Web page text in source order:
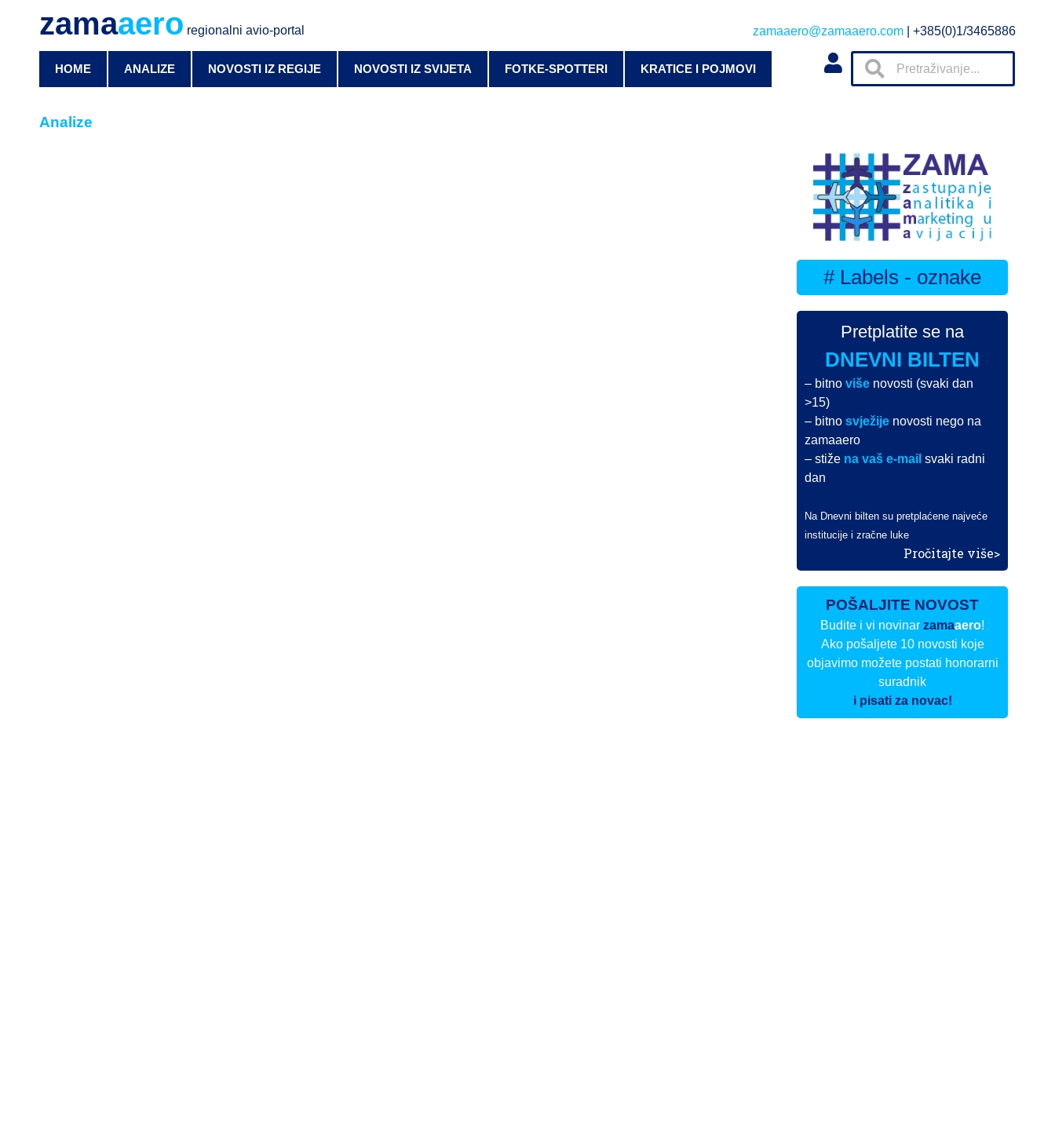
zamaaero regionalni avio-portal zamaaero@zamaaero.com | +385(0)1/3465886
HOME ANALIZE NOVOSTI IZ REGIJE NOVOSTI IZ SVIJETA FOTKE-SPOTTERI KRATICE I POJMOVI
Analize
# Labels - oznake
Pretplatite se na
DNEVNI BILTEN
– bitnoviše novosti (svaki dan
>15)
– bitnosvježije novosti nego na
zamaaero
– stiže na vaš e-mail svaki radni
dan
Na Dnevni bilten su pretplaćene najveće
institucije i zračne luke
Pročitajte više>
POŠALJITE NOVOST
Budite i vi novinarzamaaero!
Ako pošaljete 10 novosti koje
objavimo možete postati honorarni
suradnik
i pisati za novac!